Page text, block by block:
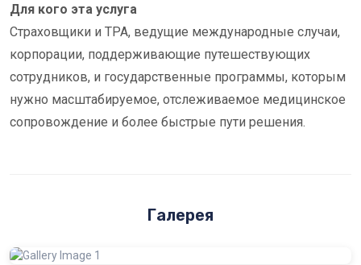
Для кого эта услуга
Страховщики и TPA, ведущие международные случаи,
корпорации, поддерживающие путешествующих
сотрудников, и государственные программы, которым
нужно масштабируемое, отслеживаемое медицинское
сопровождение и более быстрые пути решения.
Галерея